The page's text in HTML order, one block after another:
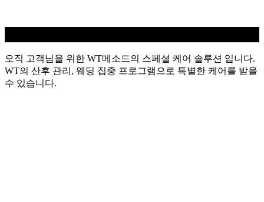
오직 고객님을 위한 WT메소드의 스페셜 케어 솔루션 입니다.
WT의 산후 관리, 웨딩 집중 프로그램으로 특별한 케어를 받을
수 있습니다.